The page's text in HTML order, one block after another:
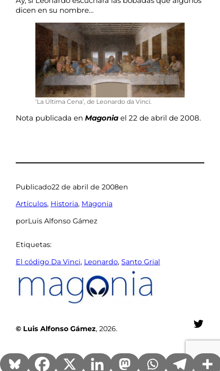
dicen en su nombre…
‘La Última Cena’, de Leonardo da Vinci.
Nota publicada en Magonia el 22 de abril de 2008.
Publicado22 de abril de 2008en
Artículos, Historia, Magonia
porLuis Alfonso Gámez
Etiquetas:
El código Da Vinci, Leonardo, Santo Grial
© Luis Alfonso Gámez, 2026.